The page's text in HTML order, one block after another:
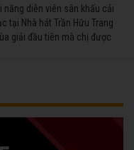
năng diễn viên sân khấu cải
tại Nhà hát Trần Hữu Trang
giải đầu tiên mà chị được